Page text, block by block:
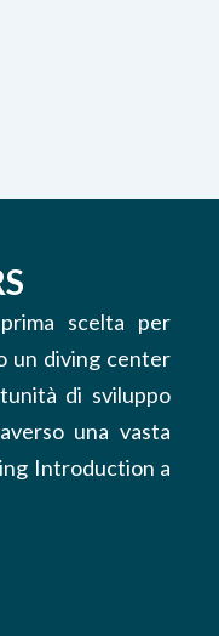
scelta per
un diving center
di sviluppo
una vasta
Introduction a